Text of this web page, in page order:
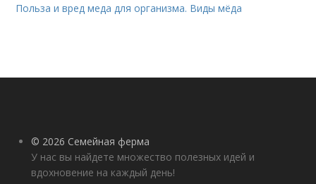
Польза и вред меда для организма. Виды мёда
© 2026 Семейная ферма
У нас вы найдете множество полезных идей и
вдохновение на каждый день!